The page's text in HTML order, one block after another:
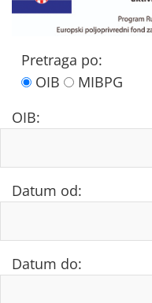
Pretraga po:
OIB
MIBPG
OIB:
Datum od:
Datum do: